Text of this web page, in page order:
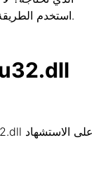
استخدم الطريقة التلقائية لحل المشكلة أو اقرأ المقالة أدناه.